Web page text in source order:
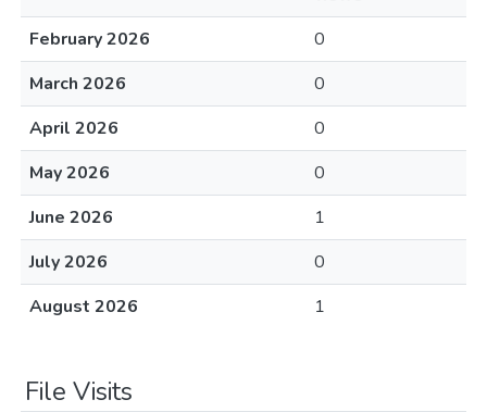
February 2026
0
March 2026
0
April 2026
0
May 2026
0
June 2026
1
July 2026
0
August 2026
1
File Visits